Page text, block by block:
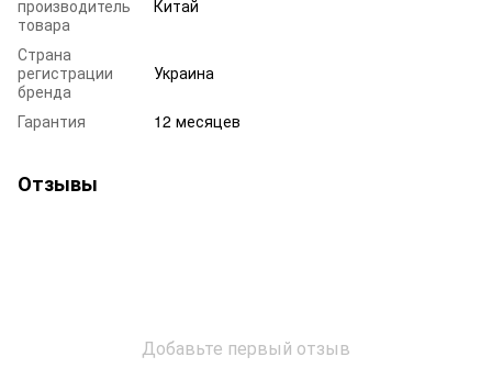
производитель
товара
Китай
Страна
регистрации
бренда
Украина
Гарантия 12 месяцев
Отзывы
Добавьте первый отзыв